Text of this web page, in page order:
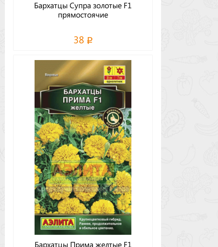
Бархатцы Супра золотые F1
прямостоячие
38
Бархатцы Прима желтые F1